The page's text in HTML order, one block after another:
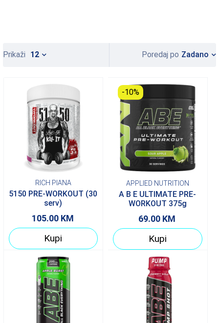
Poredaj po Zadano
Prikaži 12
RICH PIANA
5150 PRE-WORKOUT (30
serv)
105.00 KM
Kupi
-10%
APPLIED NUTRITION
A B E ULTIMATE PRE-
WORKOUT 375g
69.00 KM
Kupi